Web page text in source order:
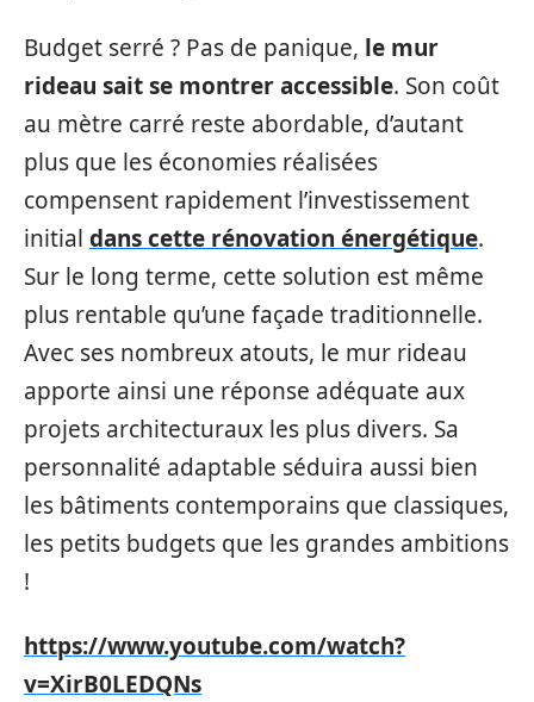
Budget serré ? Pas de panique, le mur
rideau sait se montrer accessible. Son coût
au mètre carré reste abordable, d’autant
plus que les économies réalisées
compensent rapidement l’investissement
initial dans cette rénovation énergétique.
Sur le long terme, cette solution est même
plus rentable qu’une façade traditionnelle.
Avec ses nombreux atouts, le mur rideau
apporte ainsi une réponse adéquate aux
projets architecturaux les plus divers. Sa
personnalité adaptable séduira aussi bien
les bâtiments contemporains que classiques,
les petits budgets que les grandes ambitions
!
https://www.youtube.com/watch?
v=XirB0LEDQNs